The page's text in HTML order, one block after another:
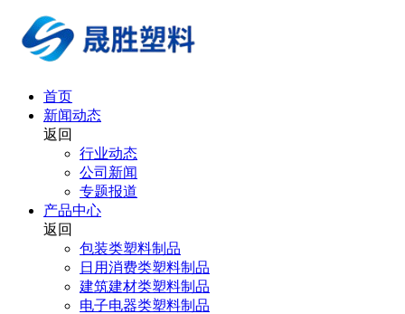
首页
新闻动态
返回
行业动态
公司新闻
专题报道
产品中心
返回
包装类塑料制品
日用消费类塑料制品
建筑建材类塑料制品
电子电器类塑料制品